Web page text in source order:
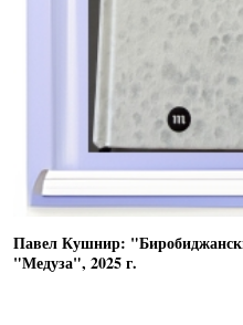
Павел Кушнир:
"Медуза", 2025 г.